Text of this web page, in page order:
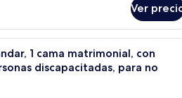
Ver
Una habitación de hotel con
1 cama matrimonial, con
discapacitadas, para no